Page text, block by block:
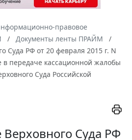
правовое
Документы ленты ПРАЙМ
Суда РФ от 20 февраля 2015 г. N
в передаче кассационной жалобы
Суда Российской
Суда РФ